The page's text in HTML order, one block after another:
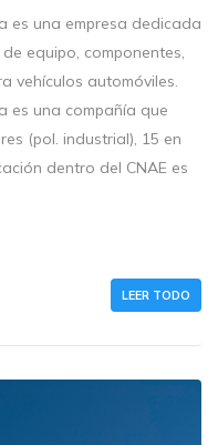
es una empresa dedicada
equipo, componentes,
vehículos automóviles.
es una compañía que
(pol. industrial), 15 en
dentro del CNAE es
LEER TODO